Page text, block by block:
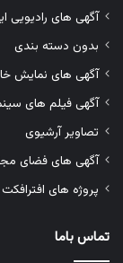
آگهی های رادیویی
بدون دسته بندی
آگهی های نمایش
آگهی فیلم های
تصاویر آرشیوی
آگهی های فضای
پروژه های افترافکت
تماس باما